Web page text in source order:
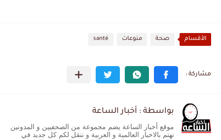
الأقسام صحة منوعات santé
بواسطة : أخبار الساعة
موقع أخبار الساعة يضم مجموعة من الصحفيين و المدونين
نهتم بالاخبار العالمية و العربية و ننقل لكم كل جديد في